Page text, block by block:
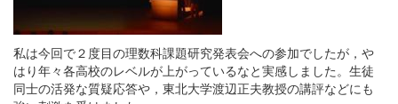
私は今回で２度目の理数科課題研究発表会への参加でしたが，や
はり年々各高校のレベルが上がっているなと実感しました。生徒
同士の活発な質疑応答や，東北大学渡辺正夫教授の講評などにも